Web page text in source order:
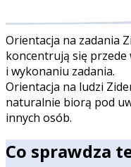
Orientacja na zadania
koncentrują się
i wykonaniu zadania.
Orientacja na ludzi
naturalnie biorą pod
innych osób.
Co sprawdza